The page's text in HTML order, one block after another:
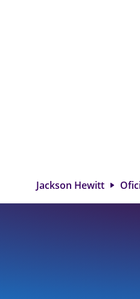
Jackson Hewitt